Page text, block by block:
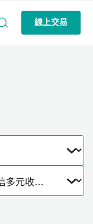
線上交易